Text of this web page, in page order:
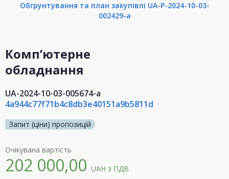
Обгрунтування та план закупівлі UA-P-2024-10-03-
002429-a
Комп’ютерне
обладнання
UA-2024-10-03-005674-a
4a944c77f71b4c8db3e40151a9b5811d
Запит (ціни) пропозицій
Очікувана вартість
202 000,00 UAH з ПДВ